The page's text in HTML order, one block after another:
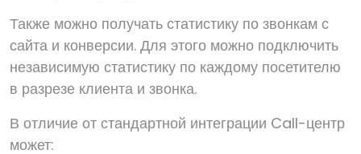
Также можно получать статистику по звонкам с
сайта и конверсии. Для этого можно подключить
независимую статистику по каждому посетителю
в разрезе клиента и звонка.
В отличие от стандартной интеграции Call-центр
может: